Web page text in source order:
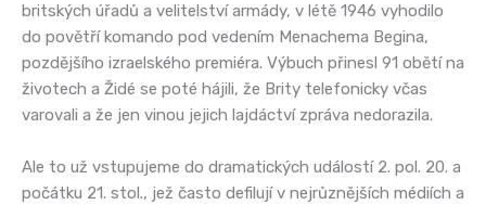
britských úřadů a velitelství armády, v létě 1946 vyhodilo
do povětří komando pod vedením Menachema Begina,
pozdějšího izraelského premiéra. Výbuch přinesl 91 obětí na
životech a Židé se poté hájili, že Brity telefonicky včas
varovali a že jen vinou jejich lajdáctví zpráva nedorazila.
Ale to už vstupujeme do dramatických událostí 2. pol. 20. a
počátku 21. stol., jež často defilují v nejrůznějších médiích a